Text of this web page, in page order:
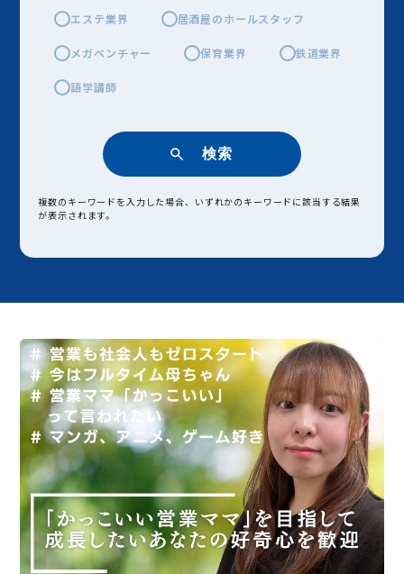
エステ業界 居酒屋のホールスタッフ
メガベンチャー 保育業界 鉄道業界
語学講師
検索
複数のキーワードを入力した場合、いずれかのキーワードに該当する結果
が表示されます。